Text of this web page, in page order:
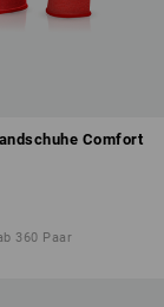
Comfort
360 Paar